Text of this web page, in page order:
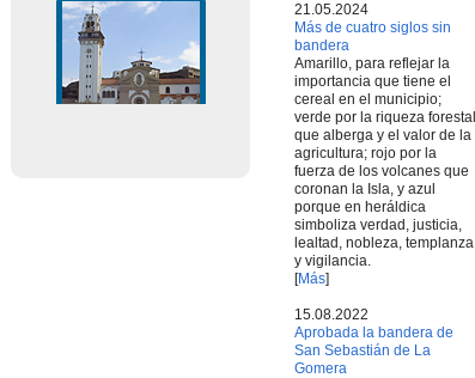
21.05.2024
Más de cuatro siglos sin
bandera
Amarillo, para reflejar la
importancia que tiene el
cereal en el municipio;
verde por la riqueza forestal
que alberga y el valor de la
agricultura; rojo por la
fuerza de los volcanes que
coronan la Isla, y azul
porque en heráldica
simboliza verdad, justicia,
lealtad, nobleza, templanza
y vigilancia.
[Más]
15.08.2022
Aprobada la bandera de
San Sebastián de La
Gomera